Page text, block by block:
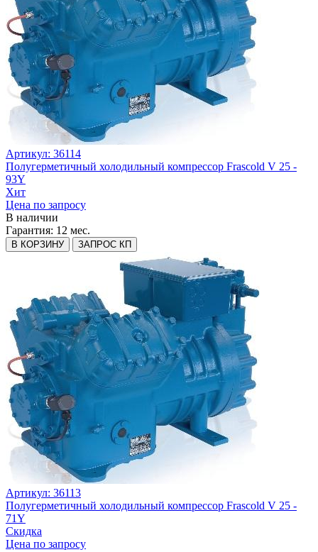
Артикул: 36114
Полугерметичный холодильный компрессор Frascold V 25 -
93Y
Хит
Цена по запросу
В наличии
Гарантия: 12 мес.
В КОРЗИНУ ЗАПРОС КП
Артикул: 36113
Полугерметичный холодильный компрессор Frascold V 25 -
71Y
Скидка
Цена по запросу